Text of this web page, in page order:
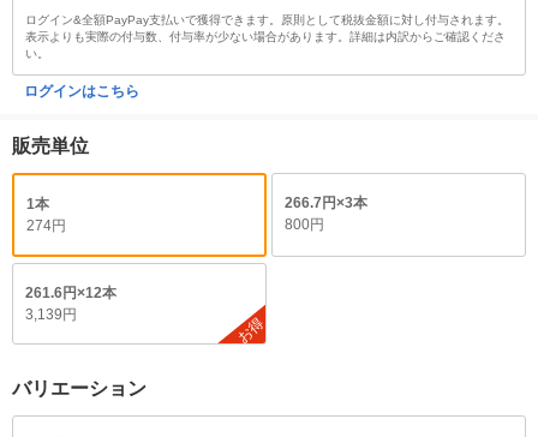
ログイン&全額PayPay支払いで獲得できます。原則として税抜金額に対し付与されます。
表示よりも実際の付与数、付与率が少ない場合があります。詳細は内訳からご確認くださ
い。
ログインはこちら
販売単位
1本
274円
266.7円×3本
800円
261.6円×12本
3,139円
お得
バリエーション